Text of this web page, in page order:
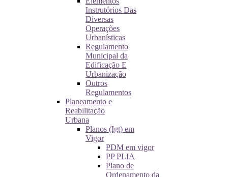
Instrutórios Das
Diversas
Operações
Urbanísticas
Regulamento
Municipal da
Edificação E
Urbanização
Outros
Regulamentos
Planeamento e
Reabilitação
Urbana
Planos (Igt) em
Vigor
PDM em vigor
PP PLIA
Plano de
Ordenamento da